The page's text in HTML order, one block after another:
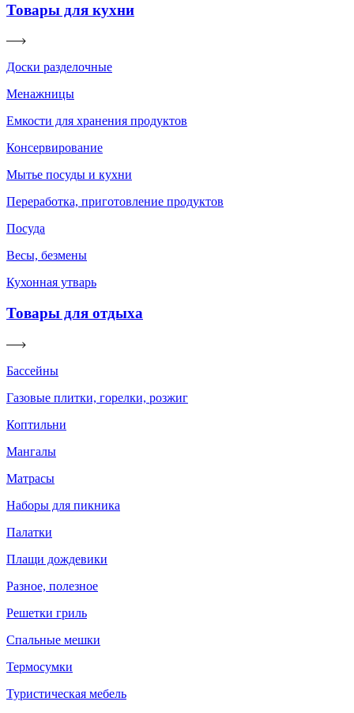
Товары для кухни
Доски разделочные
Менажницы
Емкости для хранения продуктов
Консервирование
Мытье посуды и кухни
Переработка, приготовление продуктов
Посуда
Весы, безмены
Кухонная утварь
Товары для отдыха
Бассейны
Газовые плитки, горелки, розжиг
Коптильни
Мангалы
Матрасы
Наборы для пикника
Палатки
Плащи дождевики
Разное, полезное
Решетки гриль
Спальные мешки
Термосумки
Туристическая мебель